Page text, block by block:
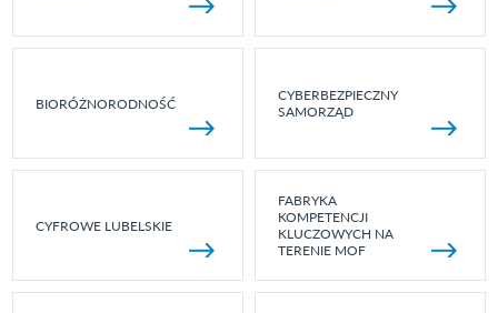
BIORÓŻNORODNOŚĆ
CYBERBEZPIECZNY
SAMORZĄD
CYFROWE LUBELSKIE
FABRYKA
KOMPETENCJI
KLUCZOWYCH NA
TERENIE MOF